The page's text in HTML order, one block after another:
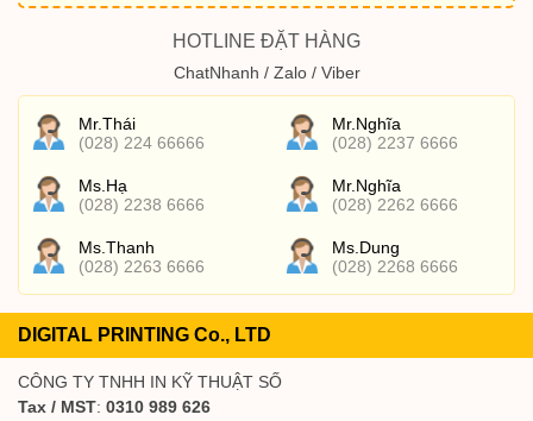
HOTLINE ĐẶT HÀNG
ChatNhanh / Zalo / Viber
Mr.Thái
(028) 224 66666
Mr.Nghĩa
(028) 2237 6666
Ms.Hạ
(028) 2238 6666
Mr.Nghĩa
(028) 2262 6666
Ms.Thanh
(028) 2263 6666
Ms.Dung
(028) 2268 6666
DIGITAL PRINTING Co., LTD
CÔNG TY TNHH IN KỸ THUẬT SỐ
Tax / MST: 0310 989 626